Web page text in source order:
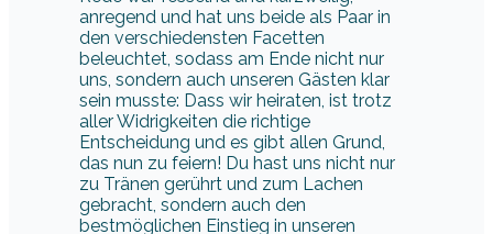
Entscheidung und es gibt allen Grund,
das nun zu feiern! Du hast uns nicht nur
zu Tränen gerührt und zum Lachen
gebracht, sondern auch den
bestmöglichen Einstieg in unseren
großen Tag gegeben. Mit einem wohlig-
warmen Gefühl beseelte blicken wir auf
unser tolles Fest zurück. Vielen Dank für
deine wundervolle Traurede, Maren!
Ganz liebe Grüße von Lena & Julian